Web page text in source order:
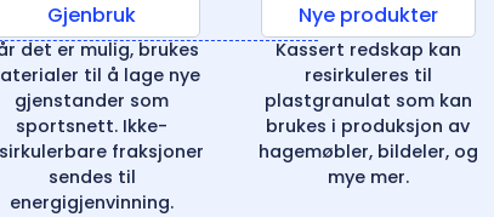
Gjenbruk
det er mulig, brukes
til å lage nye
gjenstander som
sportsnett. Ikke-
fraksjoner
sendes til
energigjenvinning.
Nye produkter
Kassert redskap kan
resirkuleres til
plastgranulat som kan
brukes i produksjon av
hagemøbler, bildeler, og
mye mer.